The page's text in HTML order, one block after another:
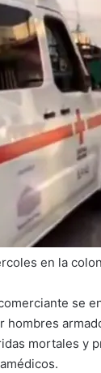
en la
se
mortales y